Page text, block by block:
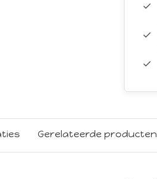
Gerelateerde producten